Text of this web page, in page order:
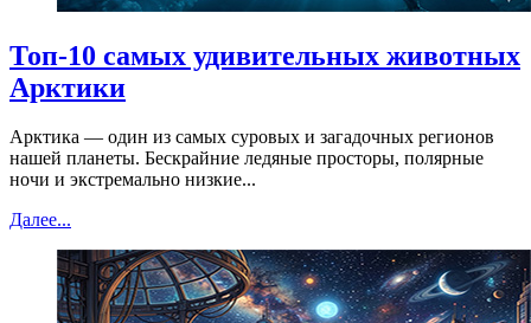
Топ-10 самых удивительных животных
Арктики
Арктика — один из самых суровых и загадочных регионов
нашей планеты. Бескрайние ледяные просторы, полярные
ночи и экстремально низкие...
Далее...